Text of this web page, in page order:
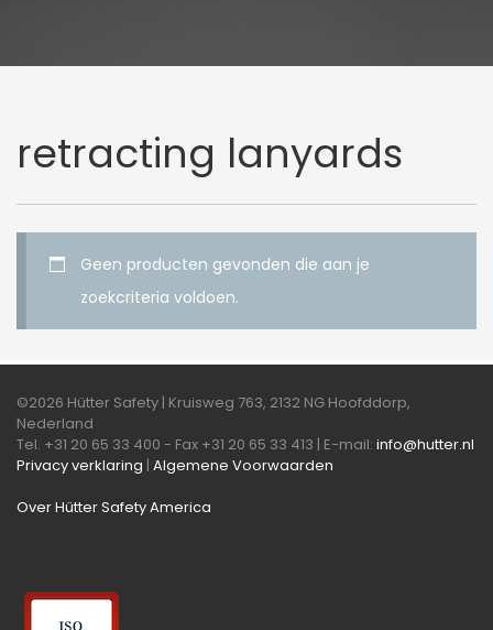
retracting lanyards
Geen producten gevonden die aan je
zoekcriteria voldoen.
©2026 Hütter Safety | Kruisweg 763, 2132 NG Hoofddorp,
Nederland
Tel. +31 20 65 33 400 - Fax +31 20 65 33 413 | E-mail: info@hutter.nl
Privacy verklaring | Algemene Voorwaarden
Over Hütter Safety America